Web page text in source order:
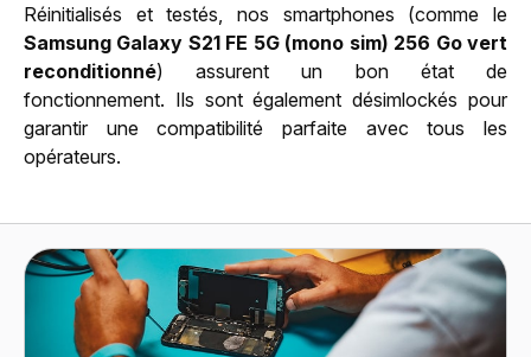
Réinitialisés et testés, nos smartphones (comme le
Samsung Galaxy S21 FE 5G (mono sim) 256 Go vert
reconditionné) assurent un bon état de
fonctionnement. Ils sont également désimlockés pour
garantir une compatibilité parfaite avec tous les
opérateurs.